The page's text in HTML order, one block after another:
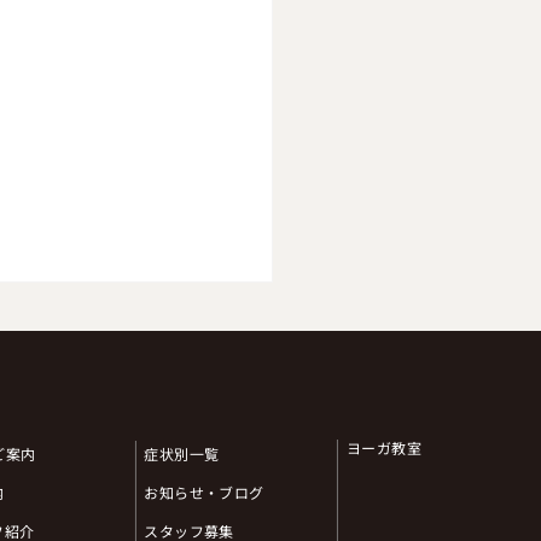
内臓脂肪の減らし方
案内
紹介
症状別一覧
お知らせ・ブログ
スタッフ募集
ヨーガ教室